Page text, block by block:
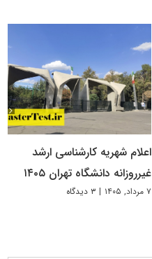
اعلام شهریه کارشناسی ارشد
غیرروزانه دانشگاه تهران ۱۴۰۵
۷ مرداد, ۱۴۰۵ | ۳ دیدگاه